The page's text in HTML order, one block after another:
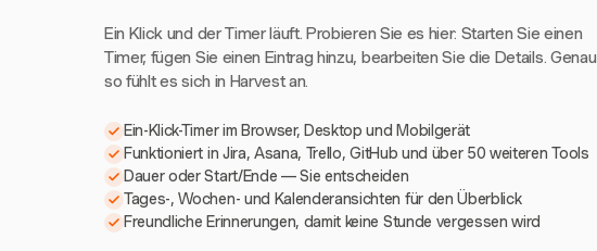
Ein Klick und der Timer läuft. Probieren Sie es hier: Starten Sie einen
Timer, fügen Sie einen Eintrag hinzu, bearbeiten Sie die Details. Genau
so fühlt es sich in Harvest an.
Ein-Klick-Timer im Browser, Desktop und Mobilgerät
Funktioniert in Jira, Asana, Trello, GitHub und über 50 weiteren Tools
Dauer oder Start/Ende — Sie entscheiden
Tages-, Wochen- und Kalenderansichten für den Überblick
Freundliche Erinnerungen, damit keine Stunde vergessen wird